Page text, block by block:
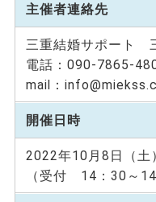
主催者連絡先
三重結婚サポート
電話：090-7865-
mail：
開催日時
2022年10月8日（土
（受付 14：30～14